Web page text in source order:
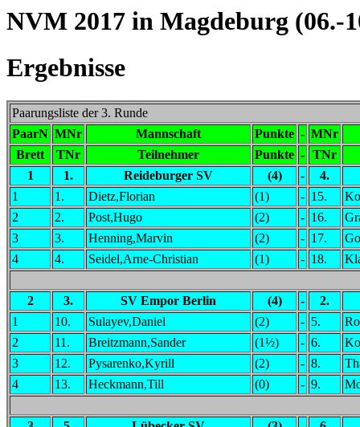
NVM 2017 in Magdeburg (06.-
Ergebnisse
Paarungsliste der 3. Runde
PaarN MNr Mannschaft Punkte - MNr
Brett
TNr Teilnehmer Punkte - TNr
1
1. Reideburger SV (4) -
4.
1
1. Dietz,Florian (1) - 15.
2
2. Post,Hugo (2) - 16.
3
3. Henning,Marvin (2) - 17.
4
4. Seidel,Arne-Christian (1) - 18.
2 3. SV Empor Berlin (4) -
2.
1
10. Sulayev,Daniel (2) - 5.
2
11. Breitzmann,Sander (1½) - 6.
3
12. Pysarenko,Kyrill (2) - 8.
4
13. Heckmann,Till (0) - 9.